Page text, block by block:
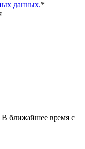
данных.*
ближайшее время с